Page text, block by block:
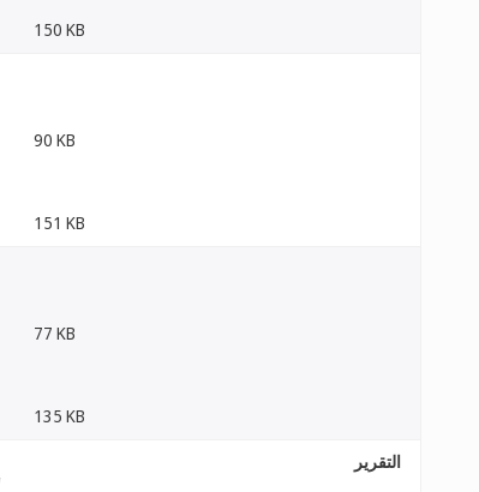
150 KB
90 KB
151 KB
77 KB
135 KB
التقرير